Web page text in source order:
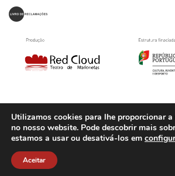
Termos e
Utilizamos cookies para lhe proporcionar a
no nosso website. Pode descobrir mais
estamos a usar ou desativá-los em
Aceitar